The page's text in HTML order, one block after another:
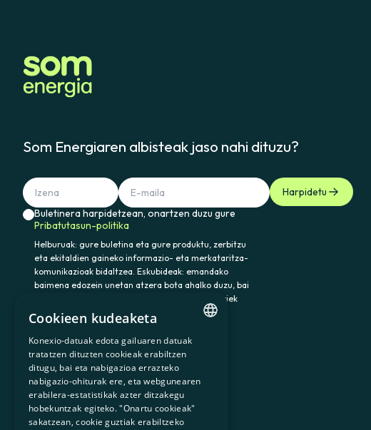
Som Energiaren albisteak jaso nahi dituzu?
Harpidetu
Buletinera harpidetzean, onartzen duzu gure
Pribatutasun-politika
Helburuak: gure buletina eta gure produktu, zerbitzu
eta ekitaldien gaineko informazio- eta merkataritza-
komunikazioak bidaltzea. Eskubideak: emandako
baimena edozein unetan atzera bota ahalko duzu, bai
eta datuak atzitu, zuzendu eta ezabatu ere. Horiek
eta gainerako eskubideak baliatzeko idatzi
somenergia@delegado-datos.com helbidera.
Informazio osagarria: Pribatutasun-politika
900 103 605
CATALAN
SPANISH
GL
BASQUE
Cookieen kudeaketa
Konexio-datuak edota gailuaren datuak
tratatzen dituzten cookieak erabiltzen
ditugu, bai eta nabigazioa errazteko
nabigazio-ohiturak ere, eta webgunearen
erabilera-estatistikak azter ditzakegu
hobekuntzak egiteko. "Onartu cookieak"
sakatzean, cookie guztiak erabiltzeko